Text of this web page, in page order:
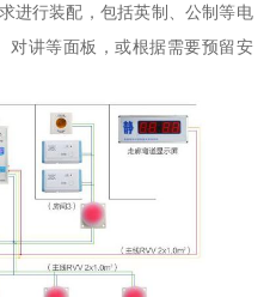
进行装配，包括英制、公制等电
对讲等面板，或根据需要预留安